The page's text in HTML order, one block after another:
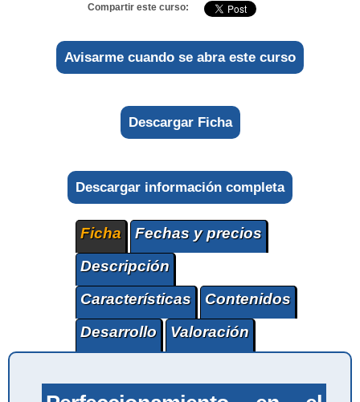
Compartir este curso:
Avisarme cuando se abra este curso
Descargar Ficha
Descargar información completa
Ficha
Fechas y precios
Descripción
Características
Contenidos
Desarrollo
Valoración